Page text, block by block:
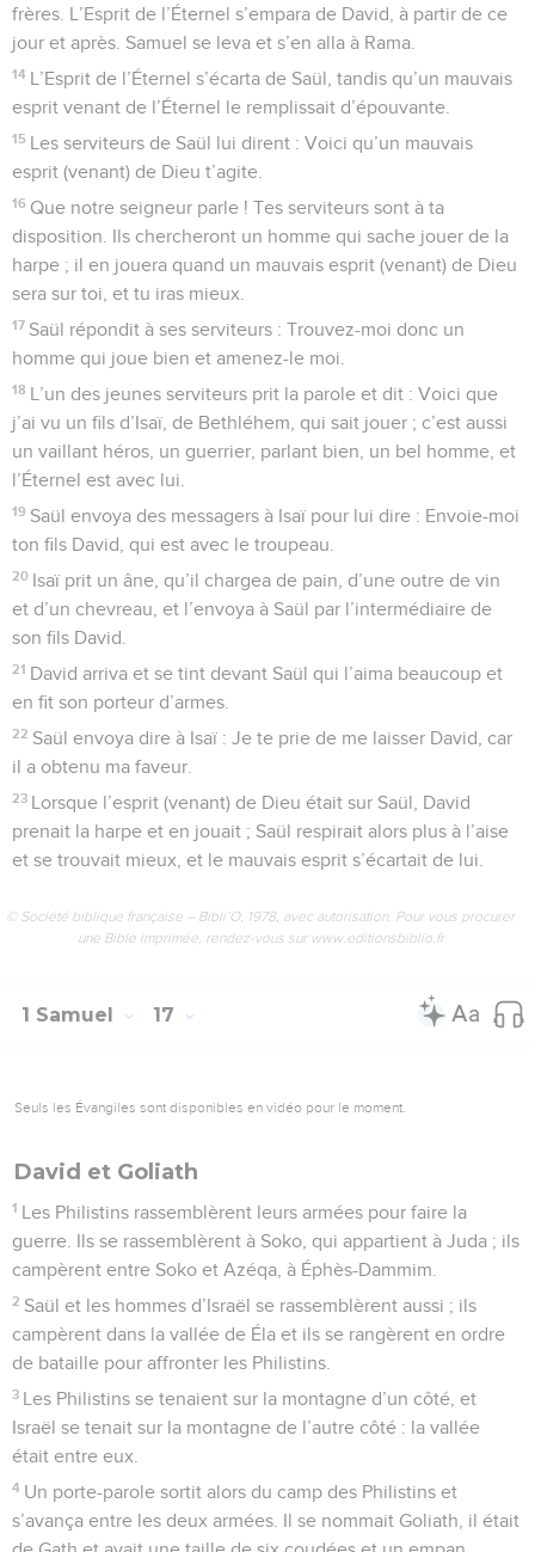
frères. L’Esprit de l’Éternel s’empara de David, à partir de ce
jour et après. Samuel se leva et s’en alla à Rama.
14 L’Esprit de l’Éternel s’écarta de Saül, tandis qu’un mauvais
esprit venant de l’Éternel le remplissait d’épouvante.
15 Les serviteurs de Saül lui dirent : Voici qu’un mauvais
esprit (venant) de Dieu t’agite.
16 Que notre seigneur parle ! Tes serviteurs sont à ta
disposition. Ils chercheront un homme qui sache jouer de la
harpe ; il en jouera quand un mauvais esprit (venant) de Dieu
sera sur toi, et tu iras mieux.
17 Saül répondit à ses serviteurs : Trouvez-moi donc un
homme qui joue bien et amenez-le moi.
18 L’un des jeunes serviteurs prit la parole et dit : Voici que
j’ai vu un fils d’Isaï, de Bethléhem, qui sait jouer ; c’est aussi
un vaillant héros, un guerrier, parlant bien, un bel homme, et
l’Éternel est avec lui.
19 Saül envoya des messagers à Isaï pour lui dire : Envoie-moi
ton fils David, qui est avec le troupeau.
20 Isaï prit un âne, qu’il chargea de pain, d’une outre de vin
et d’un chevreau, et l’envoya à Saül par l’intermédiaire de
son fils David.
21 David arriva et se tint devant Saül qui l’aima beaucoup et
en fit son porteur d’armes.
22 Saül envoya dire à Isaï : Je te prie de me laisser David, car
il a obtenu ma faveur.
23 Lorsque l’esprit (venant) de Dieu était sur Saül, David
prenait la harpe et en jouait ; Saül respirait alors plus à l’aise
et se trouvait mieux, et le mauvais esprit s’écartait de lui.
© Société biblique française – Bibli’O, 1978, avec autorisation. Pour vous procurer
une Bible imprimée, rendez-vous sur www.editionsbiblio.fr
1 Samuel 17
Seuls les Évangiles sont disponibles en vidéo pour le moment.
David et Goliath
1 Les Philistins rassemblèrent leurs armées pour faire la
guerre. Ils se rassemblèrent à Soko, qui appartient à Juda ; ils
campèrent entre Soko et Azéqa, à Éphès-Dammim.
2 Saül et les hommes d’Israël se rassemblèrent aussi ; ils
campèrent dans la vallée de Éla et ils se rangèrent en ordre
de bataille pour affronter les Philistins.
3 Les Philistins se tenaient sur la montagne d’un côté, et
Israël se tenait sur la montagne de l’autre côté : la vallée
était entre eux.
4 Un porte-parole sortit alors du camp des Philistins et
s’avança entre les deux armées. Il se nommait Goliath, il était